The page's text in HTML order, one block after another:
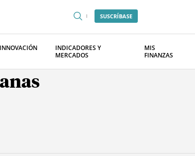
SUSCRÍBASE
INNOVACIÓN
INDICADORES Y
MERCADOS
MIS
FINANZAS